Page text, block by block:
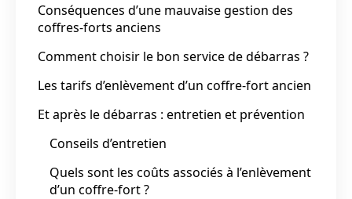
Conséquences d’une mauvaise gestion des
coffres-forts anciens
Comment choisir le bon service de débarras ?
Les tarifs d’enlèvement d’un coffre-fort ancien
Et après le débarras : entretien et prévention
Conseils d’entretien
Quels sont les coûts associés à l’enlèvement
d’un coffre-fort ?